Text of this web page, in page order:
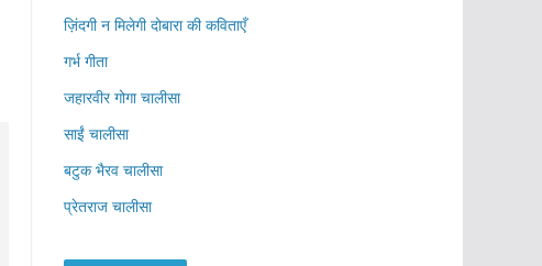
ज़िंदगी न मिलेगी दोबारा की कविताएँ
गर्भ गीता
जहारवीर गोगा चालीसा
साईं चालीसा
बटुक भैरव चालीसा
प्रेतराज चालीसा